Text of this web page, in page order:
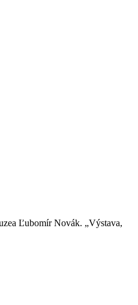
Ľubomír Novák. „Výstava,